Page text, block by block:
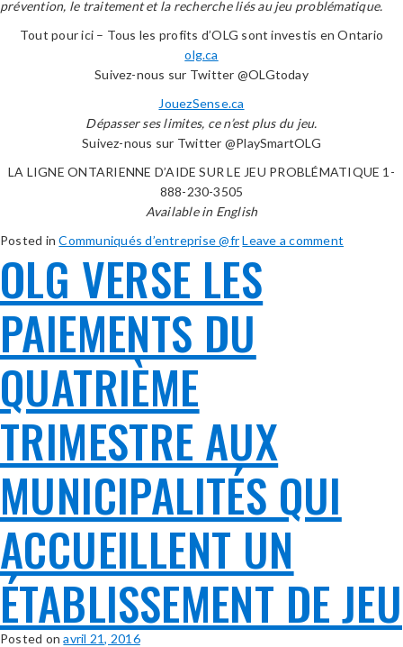
prévention, le traitement et la recherche liés au jeu problématique.
Tout pour ici – Tous les profits d’OLG sont investis en Ontario
olg.ca
Suivez-nous sur Twitter @OLGtoday
JouezSense.ca
Dépasser ses limites, ce n’est plus du jeu.
Suivez-nous sur Twitter @PlaySmartOLG
LA LIGNE ONTARIENNE D’AIDE SUR LE JEU PROBLÉMATIQUE 1-
888-230-3505
Available in English
Posted inCommuniqués d’entreprise @frLeave a comment
OLG VERSE LES
PAIEMENTS DU
QUATRIÈME
TRIMESTRE AUX
MUNICIPALITÉS QUI
ACCUEILLENT UN
ÉTABLISSEMENT DE JEU
Posted onavril 21, 2016